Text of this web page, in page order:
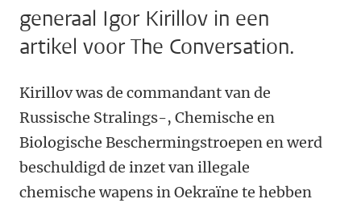
generaal Igor Kirillov in een
artikel voor The Conversation.
Kirillov was de commandant van de
Russische Stralings-, Chemische en
Biologische Beschermingstroepen en werd
beschuldigd de inzet van illegale
chemische wapens in Oekraïne te hebben